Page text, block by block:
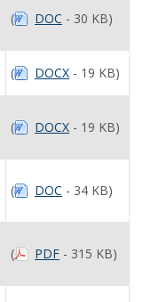
( DOC - 30 KB)
( DOCX - 19 KB)
( DOCX - 19 KB)
( DOC - 34 KB)
( PDF - 315 KB)